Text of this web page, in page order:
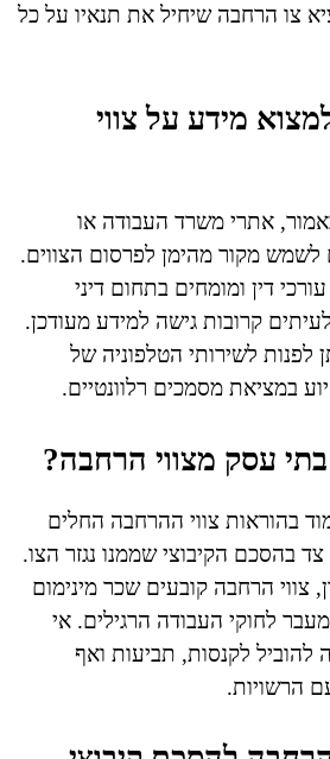
צו הרחבה שיחיל את תנאיו על כל
מידע על צווי
אתרי משרד העבודה או
לשמש מקור מהימן לפרסום הצווים.
דין ומומחים בתחום דיני
קרובות גישה למידע מעודכן.
לפנות לשירותי הטלפוניה של
במציאת מסמכים רלוונטיים.
עסק מצווי הרחבה?
בהוראות צווי ההרחבה החלים
בהסכם הקיבוצי שממנו נגזר הצו.
צווי הרחבה קובעים שכר מינימום
לחוקי העבודה הרגילים. אי
להוביל לקנסות, תביעות ואף
הרשויות.